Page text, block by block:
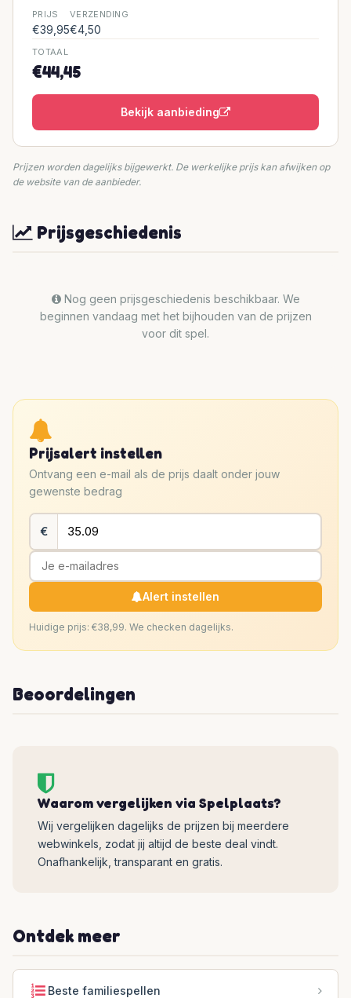
PRIJS
€39,95
VERZENDING
€4,50
TOTAAL
€44,45
Bekijk aanbieding
Prijzen worden dagelijks bijgewerkt. De werkelijke prijs kan afwijken op
de website van de aanbieder.
Prijsgeschiedenis
Nog geen prijsgeschiedenis beschikbaar. We
beginnen vandaag met het bijhouden van de prijzen
voor dit spel.
Prijsalert instellen
Ontvang een e-mail als de prijs daalt onder jouw
gewenste bedrag
€
Alert instellen
Huidige prijs: €38,99. We checken dagelijks.
Beoordelingen
Waarom vergelijken via Spelplaats?
Wij vergelijken dagelijks de prijzen bij meerdere
webwinkels, zodat jij altijd de beste deal vindt.
Onafhankelijk, transparant en gratis.
Ontdek meer
Beste familiespellen